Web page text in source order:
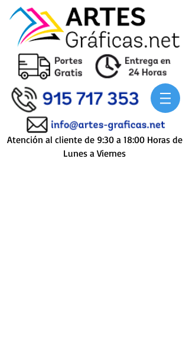
Atención al cliente de 9:30 a 18:00 Horas de
Lunes a Viernes